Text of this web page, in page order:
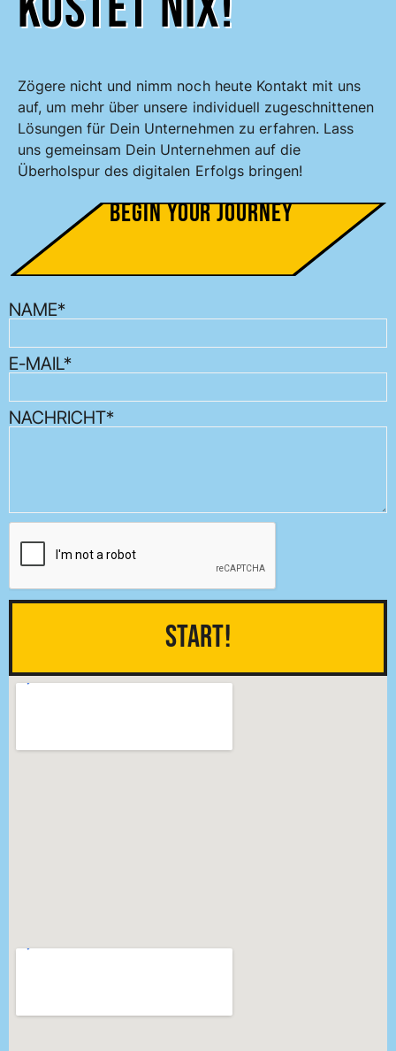
Zögere nicht und nimm noch heute Kontakt mit uns
auf, um mehr über unsere individuell zugeschnittenen
Lösungen für Dein Unternehmen zu erfahren. Lass
uns gemeinsam Dein Unternehmen auf die
Überholspur des digitalen Erfolgs bringen!
Begin your Journey
NAME*
E-MAIL*
NACHRICHT*
Start!